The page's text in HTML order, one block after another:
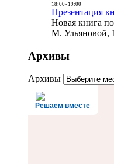
18:00- 19:00
Презентация
Новая книга
М. Ульяновой,
Архивы
Архивы
Решаем вместе